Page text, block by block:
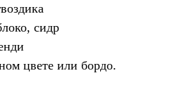
сидр
цвете или бордо.